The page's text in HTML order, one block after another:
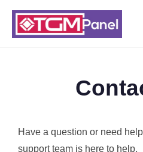
Have a question or need